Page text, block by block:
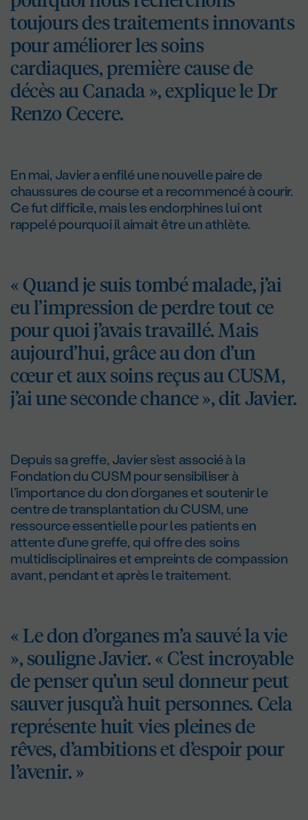
toujours des traitements innovants
pour améliorer les soins
cardiaques, première cause de
décès au Canada », explique le Dr
Renzo Cecere.
En mai, Javier a enfilé une nouvelle paire de
chaussures de course et a recommencé à courir.
Ce fut difficile, mais les endorphines lui ont
rappelé pourquoi il aimait être un athlète.
« Quand je suis tombé malade, j’ai
eu l’impression de perdre tout ce
pour quoi j’avais travaillé. Mais
aujourd’hui, grâce au don d’un
cœur et aux soins reçus au CUSM,
j’ai une seconde chance », dit Javier.
Depuis sa greffe, Javier s’est associé à la
Fondation du CUSM pour sensibiliser à
l’importance du don d’organes et soutenir le
centre de transplantation du CUSM, une
ressource essentielle pour les patients en
attente d’une greffe, qui offre des soins
multidisciplinaires et empreints de compassion
avant, pendant et après le traitement.
« Le don d’organes m’a sauvé la vie
», souligne Javier. « C’est incroyable
de penser qu’un seul donneur peut
sauver jusqu’à huit personnes. Cela
représente huit vies pleines de
rêves, d’ambitions et d’espoir pour
l’avenir. »